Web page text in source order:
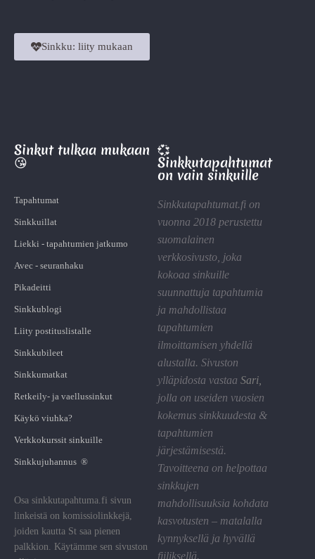
Sinkku: liity mukaan
Sinkut tulkaa mukaan
😘
Tapahtumat
Sinkkuillat
Liekki - tapahtumien jatkumo
Avec - seuranhaku
Pikadeitti
Sinkkublogi
Liity postituslistalle
Sinkkubileet
Sinkkumatkat
Retkeily- ja vaellussinkut
Käykö viuhka?
Verkkokurssit sinkuille
Sinkkujuhannus ®
Osa sinkkutapahtuma.fi sivun
linkeistä on komissiolinkkejä,
joiden kautta St saa pienen
palkkion. Käytämme sen sivuston
💞
Sinkkutapahtumat
on vain sinkuille
Sinkkutapahtumat.fi on
vuonna 2018 perustettu
suomalainen
verkkosivusto, joka
kokoaa sinkuille
suunnattuja tapahtumia
ja mahdollistaa
tapahtumien
ilmoittamisen yhdellä
alustalla. Sivuston
ylläpidosta vastaa Sari
jolla on useiden vuosien
kokemus sinkkuudesta &
tapahtumien
järjestämisestä.
Tavoitteena on helpottaa
sinkkujen
mahdollisuuksia kohdata
kasvotusten – matalalla
kynnyksellä ja hyvällä
fiiliksellä.